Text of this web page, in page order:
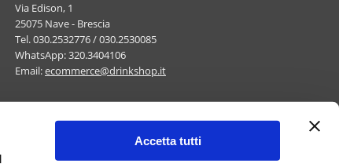
Accetta tutti
Via Edison, 1
25075 Nave - Brescia
Tel.030.2532776/030.2530085
WhatsApp:320.3404106
Email:ecommerce@drinkshop.it